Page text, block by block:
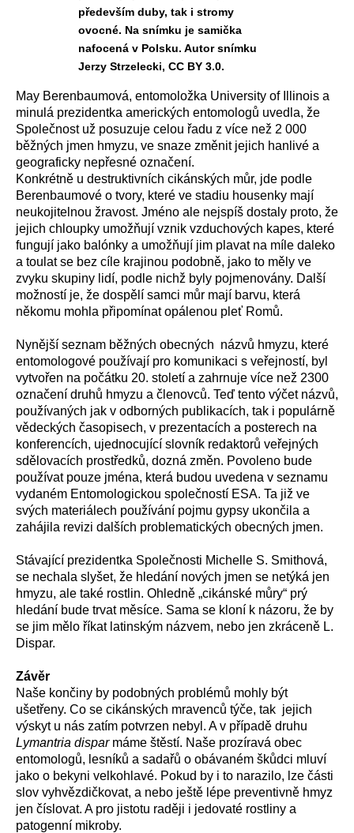
především duby, tak i stromy
ovocné. Na snímku je samička
nafocená v Polsku. Autor snímku
Jerzy Strzelecki, CC BY 3.0.
May Berenbaumová, entomoložka University of Illinois a
minulá prezidentka amerických entomologů uvedla, že
Společnost už posuzuje celou řadu z více než 2 000
běžných jmen hmyzu, ve snaze změnit jejich hanlivé a
geograficky nepřesné označení.
Konkrétně u destruktivních cikánských můr, jde podle
Berenbaumové o tvory, které ve stadiu housenky mají
neukojitelnou žravost. Jméno ale nejspíš dostaly proto, že
jejich chloupky umožňují vznik vzduchových kapes, které
fungují jako balónky a umožňují jim plavat na míle daleko
a toulat se bez cíle krajinou podobně, jako to měly ve
zvyku skupiny lidí, podle nichž byly pojmenovány. Další
možností je, že dospělí samci můr mají barvu, která
někomu mohla připomínat opálenou pleť Romů.
Nynější seznam běžných obecných názvů hmyzu, které
entomologové používají pro komunikaci s veřejností, byl
vytvořen na počátku 20. století a zahrnuje více než 2300
označení druhů hmyzu a členovců. Teď tento výčet názvů,
používaných jak v odborných publikacích, tak i populárně
vědeckých časopisech, v prezentacích a posterech na
konferencích, ujednocující slovník redaktorů veřejných
sdělovacích prostředků, dozná změn. Povoleno bude
používat pouze jména, která budou uvedena v seznamu
vydaném Entomologickou společností ESA. Ta již ve
svých materiálech používání pojmu gypsy ukončila a
zahájila revizi dalších problematických obecných jmen.
Stávající prezidentka Společnosti Michelle S. Smithová,
se nechala slyšet, že hledání nových jmen se netýká jen
hmyzu, ale také rostlin. Ohledně „cikánské můry“ prý
hledání bude trvat měsíce. Sama se kloní k názoru, že by
se jim mělo říkat latinským názvem, nebo jen zkráceně L.
Dispar.
Závěr
Naše končiny by podobných problémů mohly být
ušetřeny. Co se cikánských mravenců týče, tak jejich
výskyt u nás zatím potvrzen nebyl. A v případě druhu
Lymantria disparmáme štěstí. Naše prozíravá obec
entomologů, lesníků a sadařů o obávaném škůdci mluví
jako o bekyni velkohlavé. Pokud by i to narazilo, lze části
slov vyhvězdičkovat, a nebo ještě lépe preventivně hmyz
jen číslovat. A pro jistotu raději i jedovaté rostliny a
patogenní mikroby.